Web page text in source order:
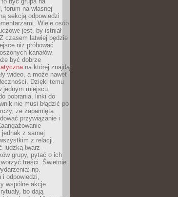
forum na własnej
sekcją odpowiedzi
Wiele osób
jest, by istniał
czasem łatwiej będzie
niż próbować
kanałów.
być dobrze
na której znajdą
wideo, a może nawet
Dzięki temu
jednym miejscu:
pobrania, linki do
nie musi błądzić po
że zapamięta
przywiązanie i
jednak z samej
z relacji.
ludzką twarz –
grupy, pytać o ich
treści. Świetnie
np.
i odpowiedzi,
wspólne akcje
bo dają